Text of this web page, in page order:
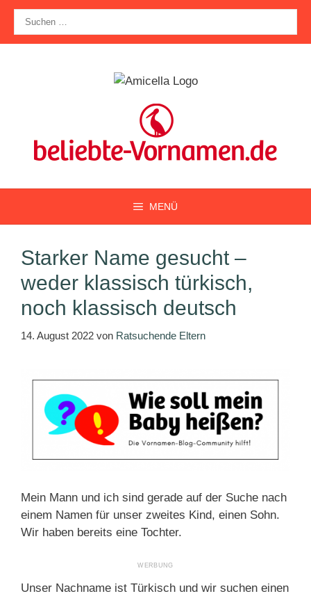
Zum
Inhalt
springen
nach:
MENÜ
Starker Name gesucht –
weder klassisch türkisch,
noch klassisch deutsch
14. August 2022 von Ratsuchende Eltern
Mein Mann und ich sind gerade auf der Suche nach
einem Namen für unser zweites Kind, einen Sohn.
Wir haben bereits eine Tochter.
Unser Nachname ist Türkisch und wir suchen einen